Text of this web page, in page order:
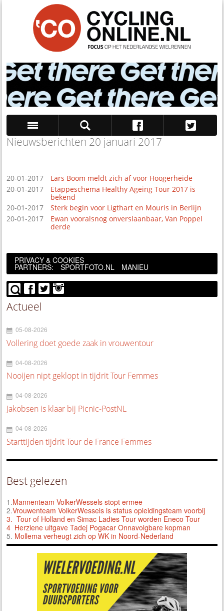
Nieuwsberichten 20 januari 2017
20-01-2017
Lars Boom meldt zich af voor Hoogerheide
20-01-2017
Etappeschema Healthy Ageing Tour 2017 is
bekend
20-01-2017
Sterk begin voor Ligthart en Mouris in Berlijn
20-01-2017
Ewan vooralsnog onverslaanbaar, Van Poppel
derde
PRIVACY & COOKIES
PARTNERS: SPORTFOTO.NL MANIEU
Actueel
05-08-2026
Vollering doet goede zaak in vrouwentour
04-08-2026
Nooijen nipt geklopt in tijdrit Tour Femmes
04-08-2026
Jakobsen is klaar bij Picnic-PostNL
04-08-2026
Starttijden tijdrit Tour de France Femmes
Best gelezen
1.Mannenteam VolkerWessels stopt ermee
2.Vrouwenteam VolkerWessels is status opleidingsteam voorbij
3. Tour of Holland en Simac Ladies Tour worden Eneco Tour
4 Herziene uitgave Tadej Pogacar Onnavolgbare kopman
5. Mollema verheugt zich op WK in Noord-Nederland